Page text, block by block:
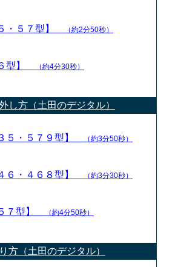
・５７型】 （約2分50秒）
型】 （約4分30秒）
し方（土田のデジタル）
５・５７９型】 （約3分50秒）
６・４６８型】 （約3分30秒）
７型】 （約4分50秒）
方（土田のデジタル）